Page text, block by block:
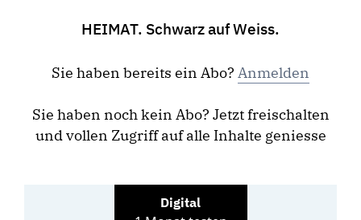
HEIMAT. Schwarz auf Weiss.
Sie haben bereits ein Abo? Anmelden
Sie haben noch kein Abo? Jetzt freischalten
und vollen Zugriff auf alle Inhalte geniesse
Digital